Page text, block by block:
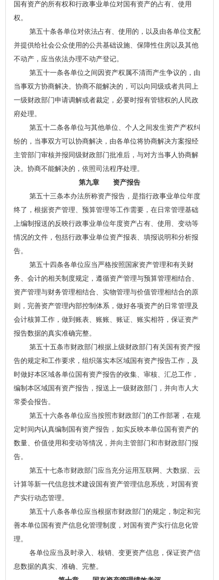
国有资产的所有权和行政事业单位对国有资产的占有、使用
权。
第五十条各单位对依法占有、使用的，以及由各单位支配
并提供给社会公众使用的公共基础设施、保障性住房以及其他
不动产，应当依法办理不动产登记。
第五十一条各单位之间因资产权属不清而产生争议的，由
当事双方协商解决。协商不能解决的，可以向同级或者共同上
一级财政部门申请调解或者裁定，必要时报有管辖权的人民政
府处理。
第五十二条各单位与其他单位、个人之间发生资产产权纠
纷的，当事双方可以协商解决，由各单位将协商解决方案报经
主管部门审核并报同级财政部门批准后，与对方当事人协商解
决。协商不能解决的，依照司法程序处理。
第九章 资产报告
第五十三条本办法所称资产报告，是指行政事业单位年度
终了，根据资产管理、预算管理等工作需要，在日常管理基础
上编制报送的反映行政事业单位年度资产占有、使用、变动等
情况的文件，包括行政事业单位资产报表、填报说明和分析报
告。
第五十四条各单位应当严格按照国家资产管理和有关财
务、会计的相关制度规定，遵循资产管理与预算管理相结合、
资产管理与财务管理相结合、实物管理与价值管理相结合的原
则，完善资产管理内部控制体系，做好各项资产的日常管理及
会计核算工作，做到账表、账账、账证、账实相符，保证资产
报告数据的真实准确完整。
第五十五条市财政部门根据上级财政部门有关国有资产报
告的规定和工作要求，组织落实本区域国有资产报告工作，及
时做好本区域各单位国有资产报告的收集、审核、汇总工作，
编制本区域国有资产报告，报送上一级财政部门，并向市人大
常委会报告。
第五十六条各单位应当按照市财政部门的工作部署，在规
定时间内认真编制国有资产报告，如实反映本单位国有资产的
数量、价值使用和变动等情况，并向主管部门和市财政部门报
告。
第五十七条市财政部门应当充分运用互联网、大数据、云
计算等新一代信息技术建设国有资产管理信息系统，对国有资
产实行动态管理。
第五十八条各单位应当根据市财政部门的规定，制定和完
善本单位国有资产信息化管理制度，对国有资产实行信息化管
理。
各单位应当及时录入、核销、变更资产信息，保证资产信
息数据的真实、准确、完整。